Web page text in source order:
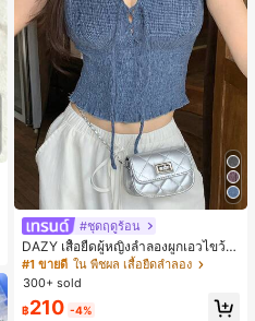
#ชุดฤดูร้อน
DAZY เสื้อยืดผู้หญิงลำลองผูกเอวไขว้
สำหรับฤดูร้อน
#1 ขายดี ใน พืชผล เสื้อยืดลำลอง
300+ sold
฿210 -4%